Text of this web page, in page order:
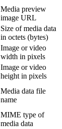
Media preview
image URL
Size of media data
in octets (bytes)
Image or video
width in pixels
Image or video
height in pixels
Media data file
name
MIME type of
media data